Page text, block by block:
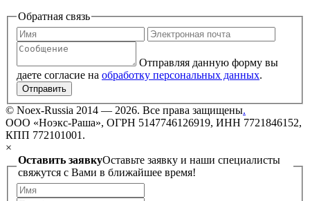
Обратная связь
Отправляя данную форму вы
даете согласие на обработку персональных данных.
Отправить
© Noex-Russia 2014 — 2026. Все права защищены.
ООО «Ноэкс-Раша», ОГРН 5147746126919, ИНН 7721846152,
КПП 772101001.
×
Оставить заявкуОставьте заявку и наши специалисты
свяжутся с Вами в ближайшее время!